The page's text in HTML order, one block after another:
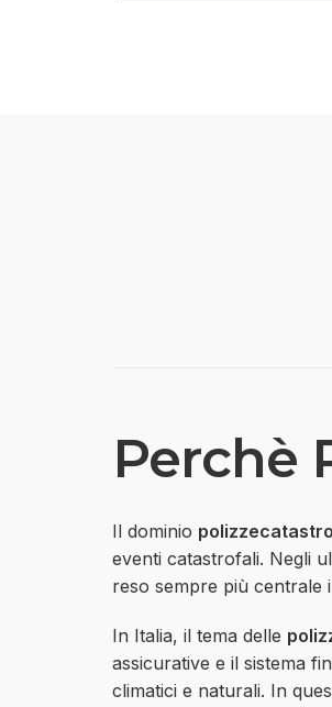
Perchè
Il dominio
eventi catastrofali. Negli
reso sempre più centrale
In Italia, il tema delle
assicurative e il sistema
climatici e naturali. In